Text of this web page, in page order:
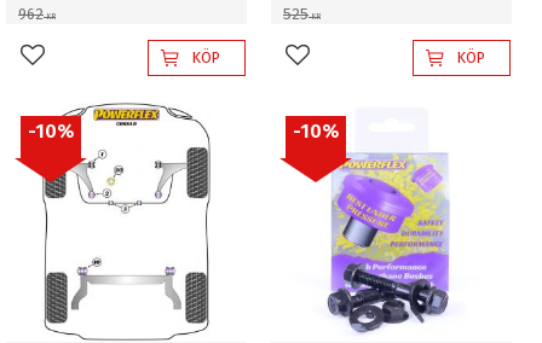
962KR
Lägg till i favoriterKÖP
525KR
Lägg till i favoriterKÖP
10% 10%